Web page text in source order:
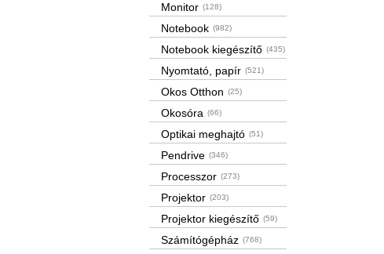
Monitor (128)
Notebook (982)
Notebook kiegészítő (435)
Nyomtató, papír (521)
Okos Otthon (25)
Okosóra (66)
Optikai meghajtó (51)
Pendrive (346)
Processzor (273)
Projektor (203)
Projektor kiegészítő (59)
Számítógépház (768)